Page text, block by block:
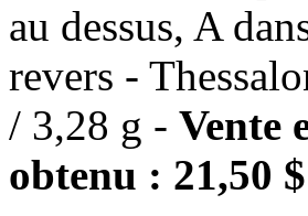
au dessus, A
revers -
/ 3,28 g - Vente
obtenu : 21,50